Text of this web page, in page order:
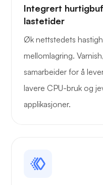
Lure
Integrert
lastetider
Øk nettstedets
mellomlagring.
samarbeider for å
lavere CPU-bruk og
applikasjoner.